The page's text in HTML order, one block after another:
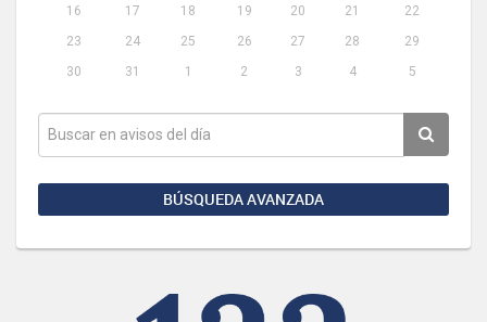
16
17 18 19 20 21
22
23
24 25 26 27 28
29
30
31 1 2 3 4 5
BÚSQUEDA AVANZADA